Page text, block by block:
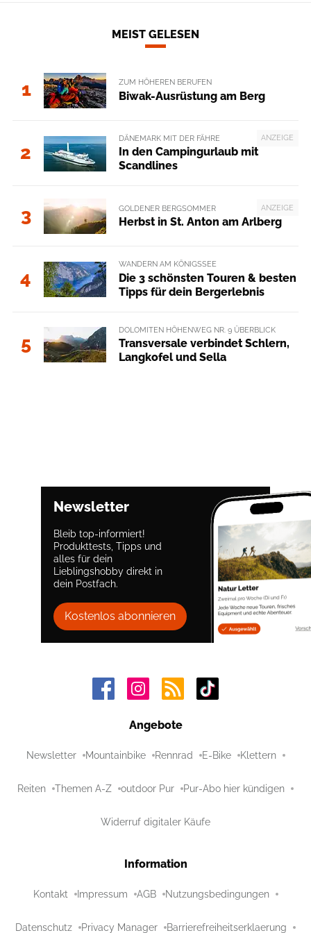
MEIST GELESEN
1 ZUM HÖHEREN BERUFEN
Biwak-Ausrüstung am Berg
2
ANZEIGE
DÄNEMARK MIT DER FÄHRE
In den Campingurlaub mit
Scandlines
3 ANZEIGE
GOLDENER BERGSOMMER
Herbst in St. Anton am Arlberg
4
WANDERN AM KÖNIGSSEE
Die 3 schönsten Touren & besten
Tipps für dein Bergerlebnis
5
DOLOMITEN HÖHENWEG NR. 9 ÜBERBLICK
Transversale verbindet Schlern,
Langkofel und Sella
Newsletter
Bleib top-informiert!
Produkttests, Tipps und
alles für dein
Lieblingshobby direkt in
dein Postfach.
Kostenlos abonnieren
Angebote
Newsletter Mountainbike Rennrad E-Bike Klettern
Reiten Themen A-Z outdoor Pur Pur-Abo hier kündigen
Widerruf digitaler Käufe
Information
Kontakt Impressum AGB Nutzungsbedingungen
Datenschutz Privacy Manager Barrierefreiheitserklaerung